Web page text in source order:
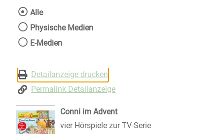
Wählen Sie die Medienart nach der Sie
Alle
Physische Medien
E-Medien
Detailanzeige drucken
Permalink Detailanzeige
Conni im Advent
vier Hörspiele zur TV-Serie